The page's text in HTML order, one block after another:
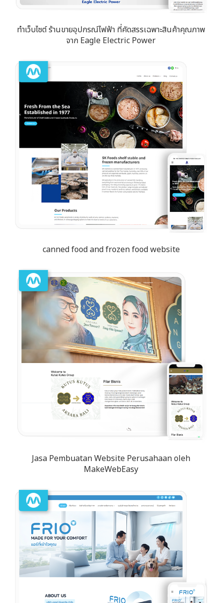
ทำเว็บไซต์ ร้านขายอุปกรณ์ไฟฟ้า ที่คัดสรรเฉพาะสินค้าคุณภาพ
จาก Eagle Electric Power
canned food and frozen food website
Jasa Pembuatan Website Perusahaan oleh
MakeWebEasy